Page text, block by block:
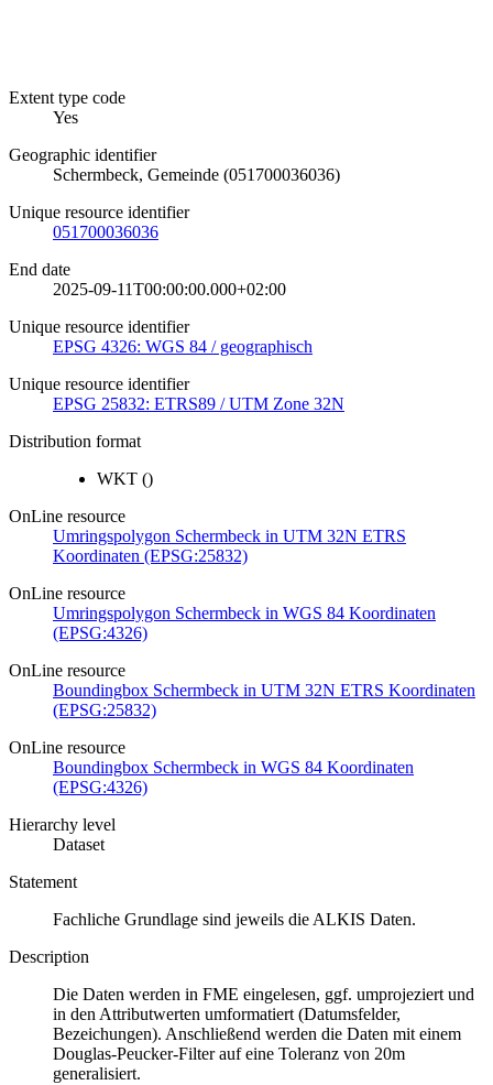
Extent type code
Yes
Geographic identifier
Schermbeck, Gemeinde (051700036036)
Unique resource identifier
051700036036
End date
2025-09-11T00:00:00.000+02:00
Unique resource identifier
EPSG 4326: WGS 84 / geographisch
Unique resource identifier
EPSG 25832: ETRS89 / UTM Zone 32N
Distribution format
WKT ()
OnLine resource
Umringspolygon Schermbeck in UTM 32N ETRS
Koordinaten (EPSG:25832)
OnLine resource
Umringspolygon Schermbeck in WGS 84 Koordinaten
(EPSG:4326)
OnLine resource
Boundingbox Schermbeck in UTM 32N ETRS Koordinaten
(EPSG:25832)
OnLine resource
Boundingbox Schermbeck in WGS 84 Koordinaten
(EPSG:4326)
Hierarchy level
Dataset
Statement
Fachliche Grundlage sind jeweils die ALKIS Daten.
Description
Die Daten werden in FME eingelesen, ggf. umprojeziert und
in den Attributwerten umformatiert (Datumsfelder,
Bezeichungen). Anschließend werden die Daten mit einem
Douglas-Peucker-Filter auf eine Toleranz von 20m
generalisiert.